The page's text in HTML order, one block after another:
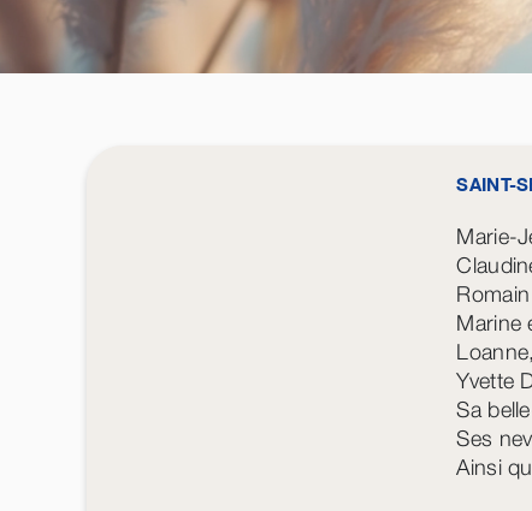
SAINT-
Marie-
Marine
Yvette
Sa
Ses
Ainsi